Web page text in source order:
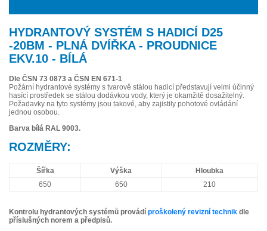
HYDRANTOVÝ SYSTÉM S HADICÍ D25
-20BM - PLNÁ DVÍŘKA - PROUDNICE
EKV.10 - BÍLÁ
Dle ČSN 73 0873 a ČSN EN 671-1
Požární hydrantové systémy s tvarově stálou hadicí představují velmi účinný
hasící prostředek se stálou dodávkou vody, který je okamžitě dosažitelný.
Požadavky na tyto systémy jsou takové, aby zajistily pohotové ovládání
jednou osobou.
Barva bílá RAL 9003.
ROZMĚRY:
Šířka Výška
Hloubka
650
650 210
Kontrolu hydrantových systémů provádí proškolený revizní technik dle
příslušných norem a předpisů.